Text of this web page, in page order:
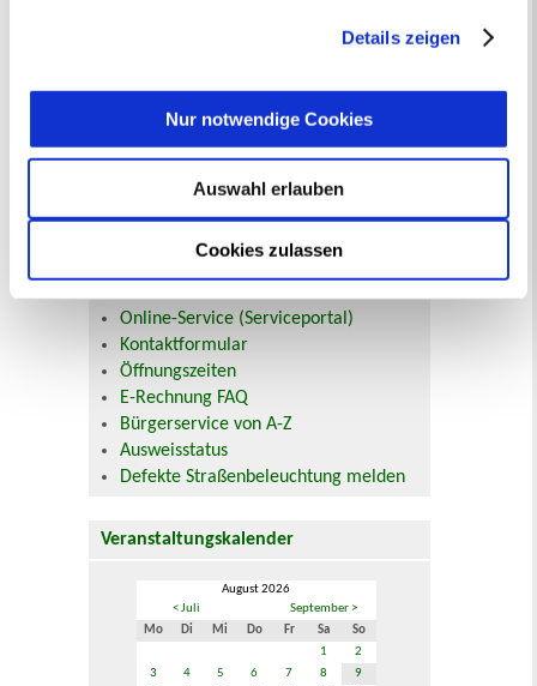
jederzeit mit Wirkung für die Zukunft angepasst oder
Details zeigen
Cookies zulassen
Auswahl erlauben
Nur notwendige Cookies
Online-Terminvergabe
Ausländerangelegenheiten
Beurkundung Vaterschaft, Sorge
und Unterhalt
Online-Service (Serviceportal)
Kontaktformular
Öffnungszeiten
E-Rechnung FAQ
Bürgerservice von A-Z
Ausweisstatus
Defekte Straßenbeleuchtung melden
Veranstaltungskalender
August 2026
< Juli
September >
Mo
Di Mi Do Fr Sa
So
1
2
3
4 5 6 7 8
9